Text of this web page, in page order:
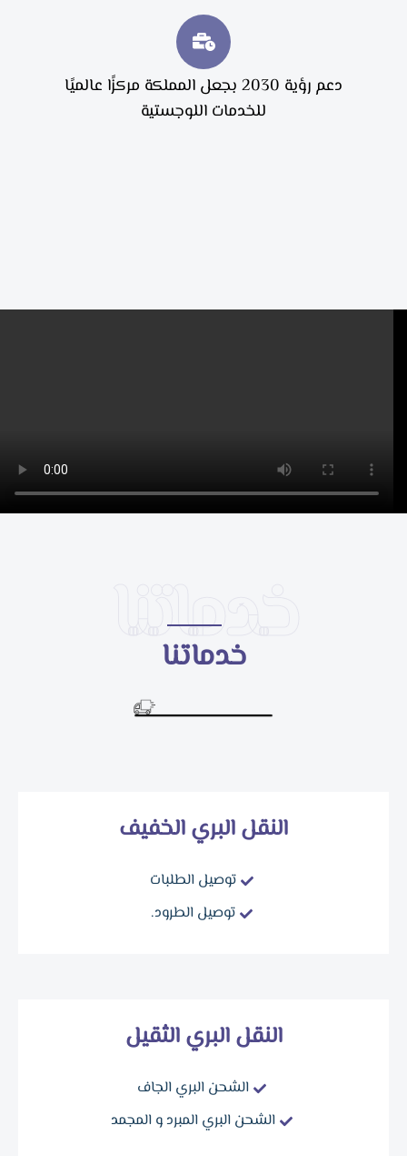
دعم رؤية 2030 بجعل المملكة مركزًا عالميًا
للخدمات اللوجستية
خدماتنا
خدماتنا
النقل البري الخفيف
توصيل الطلبات
توصيل الطرود.
النقل البري الثقيل
الشحن البري الجاف
الشحن البري المبرد و المجمد